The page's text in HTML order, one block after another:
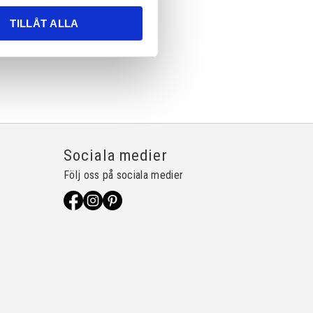
TILLÅT ALLA
Sociala medier
Följ oss på sociala medier